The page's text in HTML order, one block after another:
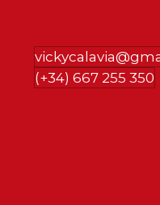
(+34) 667 255 350